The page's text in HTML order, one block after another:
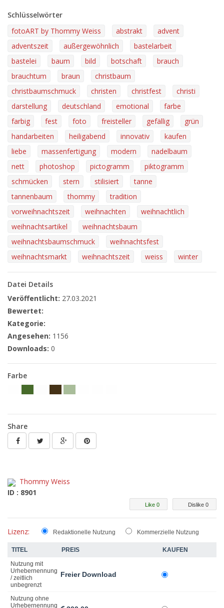
Schlüsselwörter
fotoART by Thommy Weiss
abstrakt
advent
adventszeit
außergewöhnlich
bastelarbeit
bastelei
baum bild botschaft
brauch
brauchtum
braun
christbaum
christbaumschmuck
christen christfest
christi
darstellung
deutschland emotional
farbe
farbig
fest foto freisteller gefällig
grün
handarbeiten
heiligabend innovativ
kaufen
liebe
massenfertigung modern
nadelbaum
nett
photoshop pictogramm
piktogramm
schmücken
stern stilisiert
tanne
tannenbaum
thommy
tradition
vorweihnachtszeit
weihnachten
weihnachtlich
weihnachtsartikel
weihnachtsbaum
weihnachtsbaumschmuck
weihnachtsfest
weihnachtsmarkt
weihnachtszeit weiss winter
Datei Details
Veröffentlicht: 27.03.2021
Bewertet:
Kategorie:
Angesehen: 1156
Downloads: 0
Farbe
Share
Thommy Weiss
ID : 8901
Dislike 0
Like 0
Lizenz: Redaktionelle Nutzung Kommerzielle Nutzung
TITEL PREIS
KAUFEN
Nutzung mit
Urhebernennung
/ zeitlich
unbegrenzt
Freier Download
Nutzung ohne
Urhebernennung